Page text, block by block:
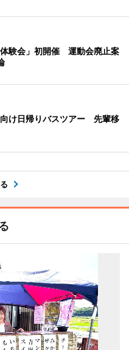
験会」初開催 運動会廃止案
け日帰りバスツアー 先輩移